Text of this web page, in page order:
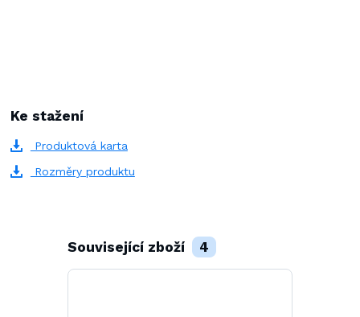
Ke stažení
Produktová karta
Rozměry produktu
Související zboží 4